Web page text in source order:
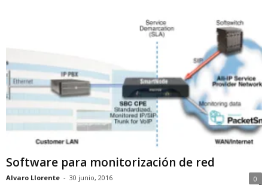
Software para monitorización de red
Alvaro Llorente - 30 junio, 2016 0